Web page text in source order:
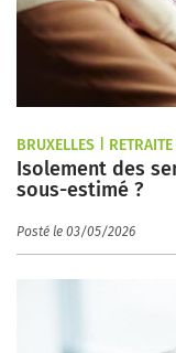
BRUXELLES |
Isolement des
sous-estimé ?
Posté le 03/05/2026